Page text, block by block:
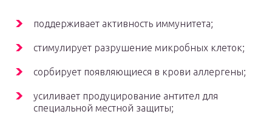
поддерживает активность иммунитета;
стимулирует разрушение микробных клеток;
сорбирует появляющиеся в крови аллергены;
усиливает продуцирование антител для
специальной местной защиты;